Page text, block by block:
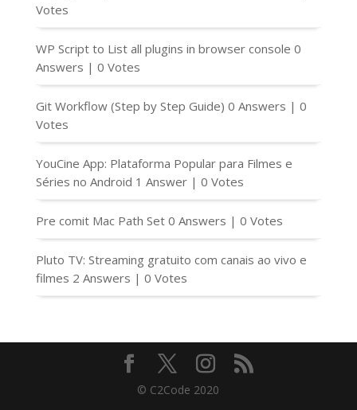
Votes
WP Script to List all plugins in browser console 0
Answers | 0 Votes
Git Workflow (Step by Step Guide) 0 Answers | 0
Votes
YouCine App: Plataforma Popular para Filmes e
Séries no Android 1 Answer | 0 Votes
Pre comit Mac Path Set 0 Answers | 0 Votes
Pluto TV: Streaming gratuito com canais ao vivo e
filmes 2 Answers | 0 Votes
© C2Code 2020